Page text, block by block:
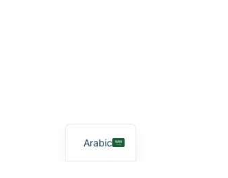
Arabic